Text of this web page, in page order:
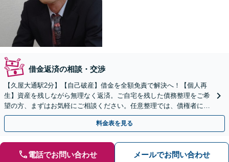
借金返済の相談・交渉
【久屋大通駅2分】【自己破産】借金を全額免責で解決へ！【個人再
生】資産を残しながら無理なく返済。ご自宅を残した債務整理をご希
望の方、まずはお気軽にご相談ください。任意整理では、債権者に対
して粘り強く交渉いたします！
料金表を見る
電話でお問い合わせ メールでお問い合わせ